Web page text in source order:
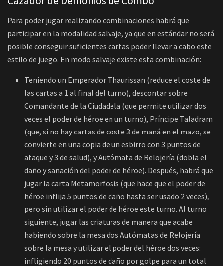
Para poder jugar realizando combinaciones habrá que
participar en la modalidad salvaje, ya que en estándar no será
posible conseguir suficientes cartas poder llevar a cabo este
estilo de juego. En modo salvaje existe esta combinación:
Teniendo un Emperador Thaurissan (reduce el coste de
las cartas a 1 al final del turno), descontar sobre
Comandante de la Ciudadela (que permite utilizar dos
veces el poder de héroe en un turno), Príncipe Taladram
(que, si no hay cartas de coste 3 de maná en el mazo, se
convierte en una copia de un esbirro con 3 puntos de
ataque y 3 de salud), y Autómata de Relojería (dobla el
daño y sanación del poder de héroe). Después, habrá que
jugar la carta Metamorfosis (que hace que el poder de
héroe inflija 5 puntos de daño hasta ser usado 2 veces),
pero sin utilizar el poder de héroe este turno. Al turno
siguiente, jugar las criaturas de manera que acabe
habiendo sobre la mesa dos Autómatas de Relojería
sobre la mesa y utilizar el poder del héroe dos veces:
infligiendo 20 puntos de daño por golpe para un total